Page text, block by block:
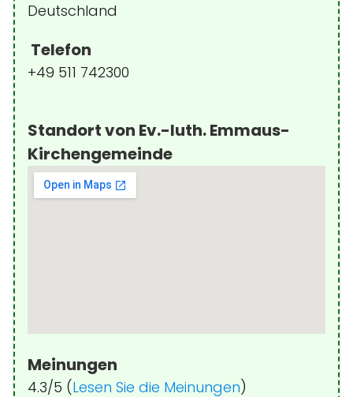
Deutschland
Telefon
+49 511 742300
Standort von Ev.-luth. Emmaus-
Kirchengemeinde
Meinungen
4.3/5 (Lesen Sie die Meinungen)